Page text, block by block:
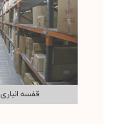
قفسه انباری